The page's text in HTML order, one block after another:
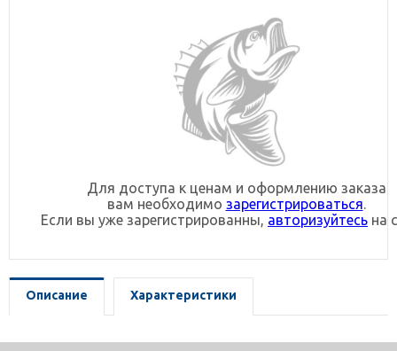
Для доступа к ценам и оформлению заказа
вам необходимо зарегистрироваться.
Если вы уже зарегистрированны, авторизуйтесь на
Описание Характеристики